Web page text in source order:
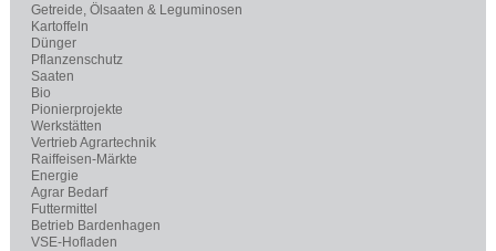
Getreide, Ölsaaten & Leguminosen
Kartoffeln
Dünger
Pflanzenschutz
Saaten
Bio
Pionierprojekte
Werkstätten
Vertrieb Agrartechnik
Raiffeisen-Märkte
Energie
Agrar Bedarf
Futtermittel
Betrieb Bardenhagen
VSE-Hofladen